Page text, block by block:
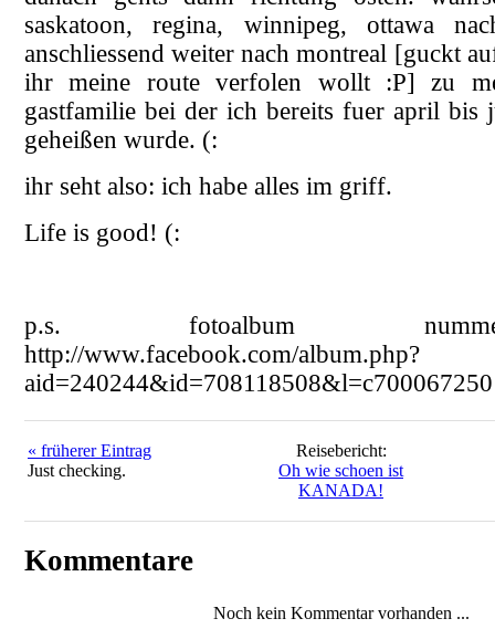
saskatoon, regina, winnipeg, ottawa
anschliessend weiter nach montreal [guckt
ihr meine route verfolen wollt :P] zu
gastfamilie bei der ich bereits fuer april bis
geheißen wurde. (:
ihr seht also: ich habe alles im griff.
Life is good! (:
p.s. fotoalbum
http://www.facebook.com/album.php?
aid=240244&id=708118508&l=c700067250
« früherer Eintrag
Just checking.
Reisebericht:
Oh wie schoen ist
KANADA!
Kommentare
Noch kein Kommentar vorhanden ...